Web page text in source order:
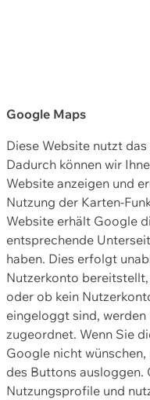
Google Maps
Diese Website nutzt
Dadurch können wir
Website anzeigen und
Nutzung der Karten-
Website erhält Google
entsprechende
haben. Dies erfolgt
Nutzerkonto
oder ob kein
eingeloggt sind,
zugeordnet. Wenn Sie
Google nicht
des Buttons ausloggen.
Nutzungsprofile und